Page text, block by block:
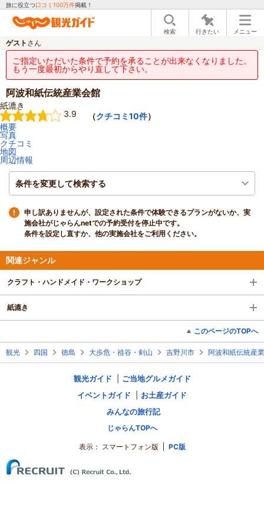
旅に役立つ口コミ100万件掲載！
検索 行きたい メニュー
ゲスト さん
ご指定いただいた条件で予約を承ることが出来なくなりました。
もう一度最初からやり直して下さい。
阿波和紙伝統産業会館
紙漉き
3.9
（クチコミ10件）
概要
写真
クチコミ
地図
周辺情報
条件を変更して検索する
申し訳ありませんが、設定された条件で体験できるプランがないか、実
施会社がじゃらんnetでの予約受付を停止中です。
条件を設定し直すか、他の実施会社をご利用ください。
関連ジャンル
クラフト・ハンドメイド・ワークショップ
紙漉き
このページのTOPへ
観光 四国 徳島 大歩危・祖谷・剣山 吉野川市 阿波和紙伝統産
観光ガイド
ご当地グルメガイド
イベントガイド
お土産ガイド
みんなの旅行記
じゃらんTOPへ
表示： スマートフォン版 PC版